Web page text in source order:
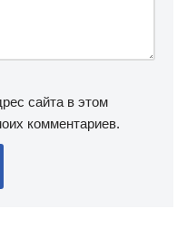
сайта в этом
комментариев.